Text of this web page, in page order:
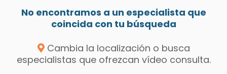
No encontramos a un especialista que
coincida con tu búsqueda
Cambia la localización o busca
especialistas que ofrezcan vídeo consulta.